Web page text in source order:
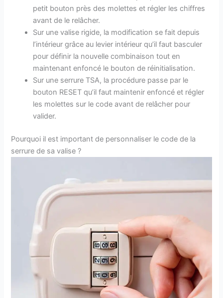
petit bouton près des molettes et régler les chiffres
avant de le relâcher.
Sur une valise rigide, la modification se fait depuis
l’intérieur grâce au levier intérieur qu’il faut basculer
pour définir la nouvelle combinaison tout en
maintenant enfoncé le bouton de réinitialisation.
Sur une serrure TSA, la procédure passe par le
bouton RESET qu’il faut maintenir enfoncé et régler
les molettes sur le code avant de relâcher pour
valider.
Pourquoi il est important de personnaliser le code de la
serrure de sa valise ?